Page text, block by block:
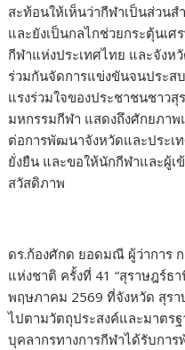
สะท้อนให้เห็นว่ากีฬาเป็นส่วน
และยังเป็นกลไกช่วยกระตุ้นเ
กีฬาแห่งประเทศไทย และจังห
ร่วมกันจัดการแข่งขันจนประส
แรงร่วมใจของประชาชนชาวสุ
มหกรรมกีฬา แสดงถึงศักยภา
ต่อการพัฒนาจังหวัดและประเ
ยั่งยืน และขอให้นักกีฬาและผู้เ
สวัสดิภาพ
ดร.ก้องศักด ยอดมณี ผู้ว่าการ
แห่งชาติ ครั้งที่ 41 “สุราษฎร์ธ
พฤษภาคม 2569 ที่จังหวัด สุรา
ไปตามวัตถุประสงค์และมาตร
บุคลากรทางการกีฬาได้รับกา